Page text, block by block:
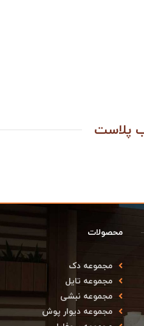
محصولات
مجموعه دک
مجموعه تایل
مجموعه نبشی
مجموعه دیوار پوش